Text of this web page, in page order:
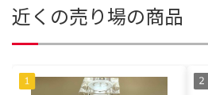
近くの売り場の商品